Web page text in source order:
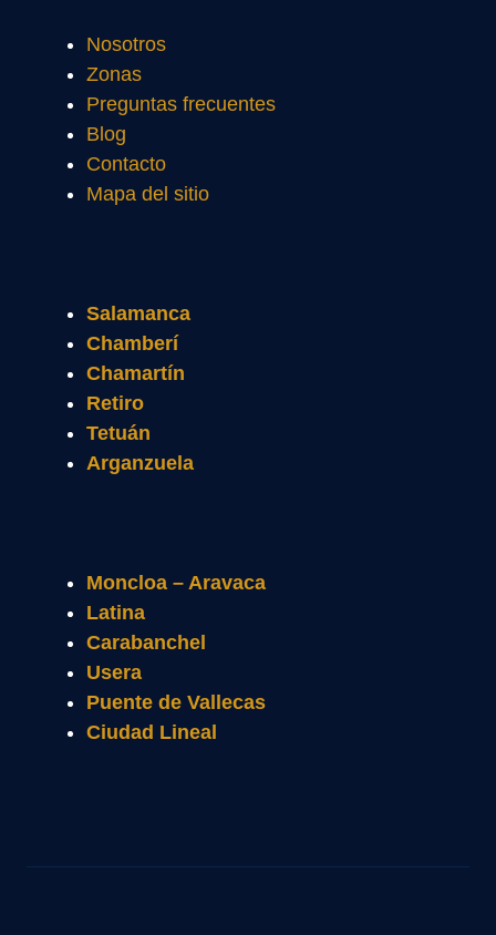
Nosotros
Zonas
Preguntas frecuentes
Blog
Contacto
Mapa del sitio
Salamanca
Chamberí
Chamartín
Retiro
Tetuán
Arganzuela
Moncloa – Aravaca
Latina
Carabanchel
Usera
Puente de Vallecas
Ciudad Lineal